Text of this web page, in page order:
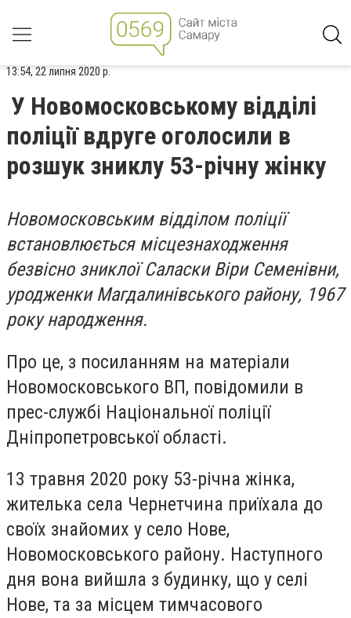
13:54, 22 липня 2020 р.
У Новомосковському відділі
поліції вдруге оголосили в
розшук зниклу 53-річну жінку
Новомосковським відділом поліції
встановлюється місцезнаходження
безвісно зниклої Саласки Віри Семенівни,
уродженки Магдалинівського району, 1967
року народження.
Про це, з посиланням на матеріали
Новомосковського ВП, повідомили в
прес-службі Національної поліції
Дніпропетровської області.
13 травня 2020 року 53-річна жінка,
жителька села Чернетчина приїхала до
своїх знайомих у село Нове,
Новомосковського району. Наступного
дня вона вийшла з будинку, що у селі
Нове, та за місцем тимчасового